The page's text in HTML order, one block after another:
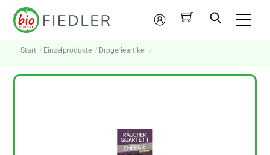
Skip
Mein
Konto
Start Einzelprodukte Drogerieartikel